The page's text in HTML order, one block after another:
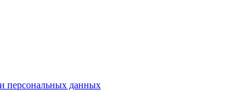
персональных данных